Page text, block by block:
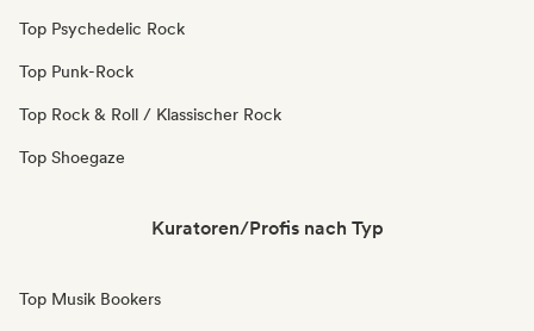
Top Psychedelic Rock
Top Punk-Rock
Top Rock & Roll / Klassischer Rock
Top Shoegaze
Kuratoren/Profis nach Typ
Top Musik Bookers